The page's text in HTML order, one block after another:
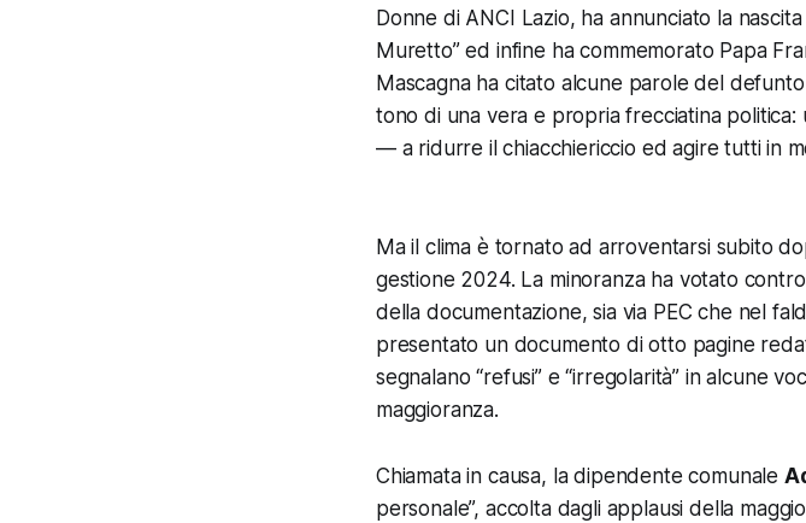
Donne di ANCI Lazio, ha annunciato la
Muretto” ed infine ha commemorato Papa
Mascagna ha citato alcune parole del
tono di una vera e propria frecciatina
— a ridurre il chiacchiericcio ed agire tutti in
Ma il clima è tornato ad arroventarsi subito
gestione 2024. La minoranza ha votato
della documentazione, sia via PEC che nel
presentato un documento di otto pagine
segnalano “refusi” e “irregolarità” in alcune
maggioranza.
Chiamata in causa, la dipendente comunale
personale”, accolta dagli applausi della